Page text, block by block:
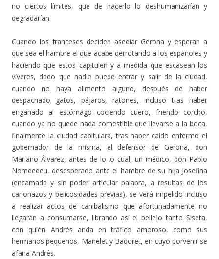
no ciertos límites, que de hacerlo lo deshumanizarían y
degradarían.
Cuando los franceses deciden asediar Gerona y esperan a
que sea el hambre el que acabe derrotando a los españoles y
haciendo que estos capitulen y a medida que escasean los
víveres, dado que nadie puede entrar y salir de la ciudad,
cuando no haya alimento alguno, después de haber
despachado gatos, pájaros, ratones, incluso tras haber
engañado al estómago cociendo cuero, friendo corcho,
cuando ya no quede nada comestible que llevarse a la boca,
finalmente la ciudad capitulará, tras haber caído enfermo el
gobernador de la misma, el defensor de Gerona, don
Mariano Álvarez, antes de lo lo cual, un médico, don Pablo
Nomdedeu, desesperado ante el hambre de su hija Josefina
(encamada y sin poder articular palabra, a resultas de los
cañonazos y belicosidades previas), se verá impelido incluso
a realizar actos de canibalismo que afortunadamente no
llegarán a consumarse, librando así el pellejo tanto Siseta,
con quién Andrés anda en tráfico amoroso, como sus
hermanos pequeños, Manelet y Badoret, en cuyo porvenir se
afana Andrés.